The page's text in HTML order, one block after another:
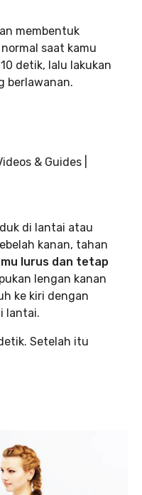
membentuk
saat kamu
detik, lalu lakukan
berlawanan.
di lantai atau
kanan, tahan
lurus dan tetap
lengan kanan
ke kiri dengan
lantai.
Setelah itu